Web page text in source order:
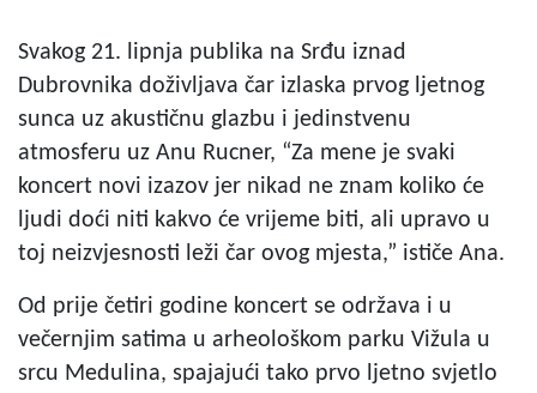
Svakog 21. lipnja publika na Srđu iznad
Dubrovnika doživljava čar izlaska prvog ljetnog
sunca uz akustičnu glazbu i jedinstvenu
atmosferu uz Anu Rucner, “Za mene je svaki
koncert novi izazov jer nikad ne znam koliko će
ljudi doći niti kakvo će vrijeme biti, ali upravo u
toj neizvjesnosti leži čar ovog mjesta,” ističe Ana.
Od prije četiri godine koncert se održava i u
večernjim satima u arheološkom parku Vižula u
srcu Medulina, spajajući tako prvo ljetno svjetlo